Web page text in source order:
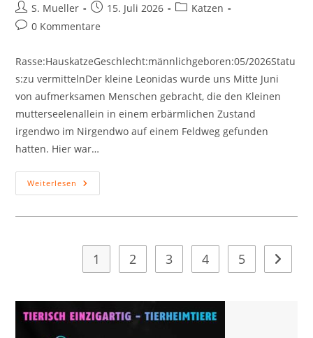
Beitrags-
Autor:
S. Mueller
Beitrag
veröffentlicht:
15. Juli 2026
Beitrags-
Katzen
Beitrags-
0 Kommentare
Rasse:HauskatzeGeschlecht:männlichgeboren:05/2026Statu
s:zu vermittelnDer kleine Leonidas wurde uns Mitte Juni
von aufmerksamen Menschen gebracht, die den Kleinen
mutterseelenallein in einem erbärmlichen Zustand
irgendwo im Nirgendwo auf einem Feldweg gefunden
hatten. Hier war…
Weiterlesen Leonidas
1 2 3 4 5 Zur